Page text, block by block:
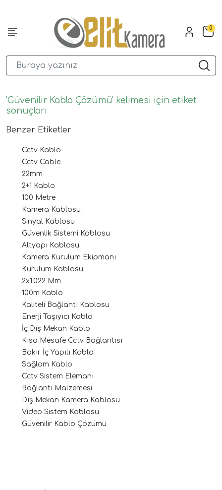
0
'Güvenilir Kablo Çözümü' kelimesi için etiket
sonuçları
Benzer Etiketler
Cctv Kablo
Cctv Cable
22mm
2+1 Kablo
100 Metre
Kamera Kablosu
Sinyal Kablosu
Güvenlik Sistemi Kablosu
Altyapı Kablosu
Kamera Kurulum Ekipmanı
Kurulum Kablosu
2x1.022 Mm
100m Kablo
Kaliteli Bağlantı Kablosu
Enerji Taşıyıcı Kablo
İç Dış Mekan Kablo
Kısa Mesafe Cctv Bağlantısı
Bakır İç Yapılı Kablo
Sağlam Kablo
Cctv Sistem Elemanı
Bağlantı Malzemesi
Dış Mekan Kamera Kablosu
Video Sistem Kablosu
Güvenilir Kablo Çözümü